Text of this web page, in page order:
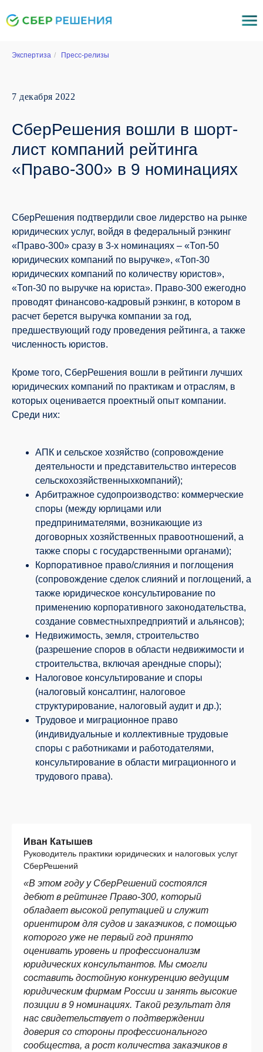
Экспертиза / Пресс-релизы
7 декабря 2022
СберРешения вошли в шорт-
лист компаний рейтинга
«Право-300» в 9 номинациях
СберРешения подтвердили свое лидерство на рынке
юридических услуг, войдя в федеральный рэнкинг
«Право-300» сразу в 3-х номинациях – «Топ-50
юридических компаний по выручке», «Топ-30
юридических компаний по количеству юристов»,
«Топ-30 по выручке на юриста». Право-300 ежегодно
проводят финансово-кадровый рэнкинг, в котором в
расчет берется выручка компании за год,
предшествующий году проведения рейтинга, а также
численность юристов.
Кроме того, СберРешения вошли в рейтинги лучших
юридических компаний по практикам и отраслям, в
которых оценивается проектный опыт компании.
Среди них:
АПК и сельское хозяйство (сопровождение
деятельности и представительство интересов
сельскохозяйственныхкомпаний);
Арбитражное судопроизводство: коммерческие
споры (между юрлицами или
предпринимателями, возникающие из
договорных хозяйственных правоотношений, а
также споры с государственными органами);
Корпоративное право/слияния и поглощения
(сопровождение сделок слияний и поглощений, а
также юридическое консультирование по
применению корпоративного законодательства,
создание совместныхпредприятий и альянсов);
Недвижимость, земля, строительство
(разрешение споров в области недвижимости и
строительства, включая арендные споры);
Налоговое консультирование и споры
(налоговый консалтинг, налоговое
структурирование, налоговый аудит и др.);
Трудовое и миграционное право
(индивидуальные и коллективные трудовые
споры с работниками и работодателями,
консультирование в области миграционного и
трудового права).
Иван Катышев
Руководитель практики юридических и налоговых услуг
СберРешений
«В этом году у СберРешений состоялся
дебют в рейтинге Право-300, который
обладает высокой репутацией и служит
ориентиром для судов и заказчиков, с помощью
которого уже не первый год принято
оценивать уровень и профессионализм
юридических консультантов. Мы смогли
составить достойную конкуренцию ведущим
юридическим фирмам России и занять высокие
позиции в 9 номинациях. Такой результат для
нас свидетельствует о подтверждении
доверия со стороны профессионального
сообщества, а рост количества заказчиков в